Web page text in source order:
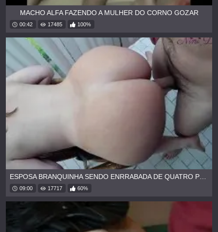
MACHO ALFA FAZENDO A MULHER DO CORNO GOZAR
00:42 17485 100%
09:00 17717 60%